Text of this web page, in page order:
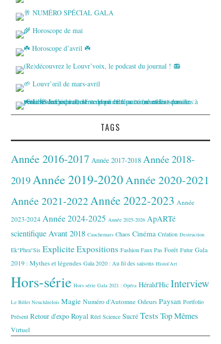
TAGS
Année 2016-2017 Année 2017-2018 Année 2018-
2019Année 2019-2020Année 2020-2021
Année 2021-2022Année 2022-2023 Année
2023-2024 Année 2024-2025 Année 2025-2026 ApARTé
scientifique Avant 2018 Cauchemars Chaos Cinéma Création Destruction
Ek°Phra°Sis ExpliciteExpositions Fashion Faux Pas Forêt Futur Gala
2019 : Mythes et légendes Gala 2020 : Au fil des saisons Histoi'Art
Hors-série Hors série Gala 2021 : Opéra Hérald'Hic Interview
Le Billet Neuchâtelois Magie Numéro d'Automne Odeurs Paysan Portfolio
Présent Retour d'expo Royal Réel Science Sucré Tests Top Mêmes
Virtuel